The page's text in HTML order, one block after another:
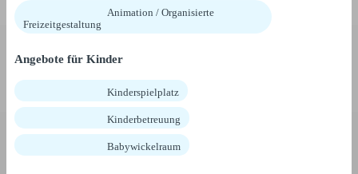
Animation / Organisierte
Freizeitgestaltung
Angebote für Kinder
Kinderspielplatz
Kinderbetreuung
Babywickelraum